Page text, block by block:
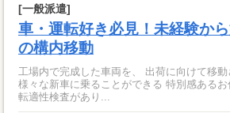
[一般派遣]
車・運転好き必見！未経験か
の構内移動
工場内で完成した車両を、 出荷に向けて移動
様々な新車に乗ることができる 特別感あるお仕事で
転適性検査があり...